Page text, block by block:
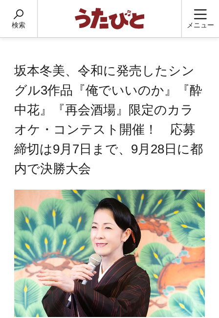
検索 メニュー
坂本冬美、令和に発売したシン
グル3作品『俺でいいのか』『酔
中花』『再会酒場』限定のカラ
オケ・コンテスト開催！ 応募
締切は9月7日まで、9月28日に都
内で決勝大会